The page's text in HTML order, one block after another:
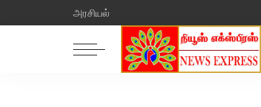
அரசியல்